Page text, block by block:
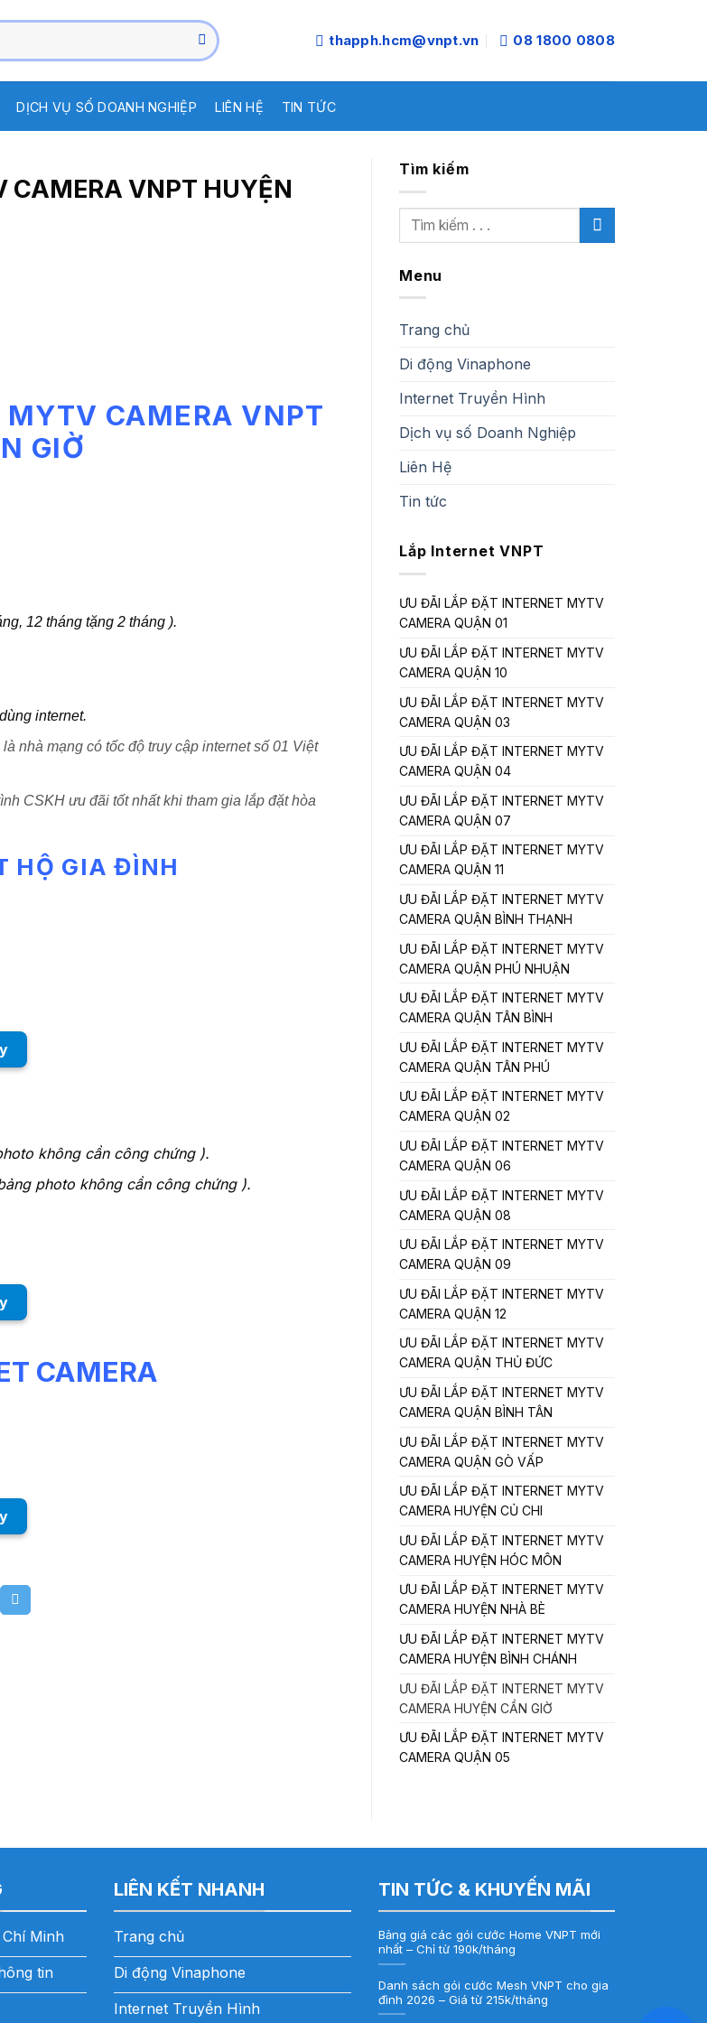
thapph.hcm@vnpt.vn 08 1800 0808
DỊCH VỤ SỐ DOANH NGHIỆP LIÊN HỆ TIN TỨC
VNPT HUYỆN
CAMERA VNPT
GIỜ
12 tháng tặng 2 tháng ).
internet.
nhà mạng có tốc độ truy cập internet số 01 Việt
CSKH ưu đãi tốt nhất khi tham gia lắp đặt hòa
HỘ GIA ĐÌNH
không cần công chứng ).
photo không cần công chứng ).
CAMERA
Tìm kiếm
Menu
Trang chủ
Di động Vinaphone
Internet Truyền Hình
Dịch vụ số Doanh Nghiệp
Liên Hệ
Tin tức
Lắp Internet VNPT
ƯU ĐÃI LẮP ĐẶT INTERNET MYTV
CAMERA QUẬN 01
ƯU ĐÃI LẮP ĐẶT INTERNET MYTV
CAMERA QUẬN 10
ƯU ĐÃI LẮP ĐẶT INTERNET MYTV
CAMERA QUẬN 03
ƯU ĐÃI LẮP ĐẶT INTERNET MYTV
CAMERA QUẬN 04
ƯU ĐÃI LẮP ĐẶT INTERNET MYTV
CAMERA QUẬN 07
ƯU ĐÃI LẮP ĐẶT INTERNET MYTV
CAMERA QUẬN 11
ƯU ĐÃI LẮP ĐẶT INTERNET MYTV
CAMERA QUẬN BÌNH THẠNH
ƯU ĐÃI LẮP ĐẶT INTERNET MYTV
CAMERA QUẬN PHÚ NHUẬN
ƯU ĐÃI LẮP ĐẶT INTERNET MYTV
CAMERA QUẬN TÂN BÌNH
ƯU ĐÃI LẮP ĐẶT INTERNET MYTV
CAMERA QUẬN TÂN PHÚ
ƯU ĐÃI LẮP ĐẶT INTERNET MYTV
CAMERA QUẬN 02
ƯU ĐÃI LẮP ĐẶT INTERNET MYTV
CAMERA QUẬN 06
ƯU ĐÃI LẮP ĐẶT INTERNET MYTV
CAMERA QUẬN 08
ƯU ĐÃI LẮP ĐẶT INTERNET MYTV
CAMERA QUẬN 09
ƯU ĐÃI LẮP ĐẶT INTERNET MYTV
CAMERA QUẬN 12
ƯU ĐÃI LẮP ĐẶT INTERNET MYTV
CAMERA QUẬN THỦ ĐỨC
ƯU ĐÃI LẮP ĐẶT INTERNET MYTV
CAMERA QUẬN BÌNH TÂN
ƯU ĐÃI LẮP ĐẶT INTERNET MYTV
CAMERA QUẬN GÒ VẤP
ƯU ĐÃI LẮP ĐẶT INTERNET MYTV
CAMERA HUYỆN CỦ CHI
ƯU ĐÃI LẮP ĐẶT INTERNET MYTV
CAMERA HUYỆN HÓC MÔN
ƯU ĐÃI LẮP ĐẶT INTERNET MYTV
CAMERA HUYỆN NHÀ BÈ
ƯU ĐÃI LẮP ĐẶT INTERNET MYTV
CAMERA HUYỆN BÌNH CHÁNH
ƯU ĐÃI LẮP ĐẶT INTERNET MYTV
CAMERA HUYỆN CẦN GIỜ
ƯU ĐÃI LẮP ĐẶT INTERNET MYTV
CAMERA QUẬN 05
Minh
tin
LIÊN KẾT NHANH
Trang chủ
Di động Vinaphone
Internet Truyền Hình
TIN TỨC & KHUYẾN MÃI
Bảng giá các gói cước Home VNPT mới
nhất – Chỉ từ 190k/tháng
Danh sách gói cước Mesh VNPT cho gia
đình 2026 – Giá từ 215k/tháng